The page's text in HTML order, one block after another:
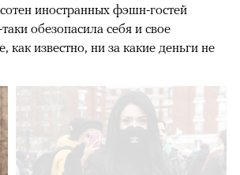
иностранных фэшн-гостей
обезопасила себя и свое
как известно, ни за какие деньги не